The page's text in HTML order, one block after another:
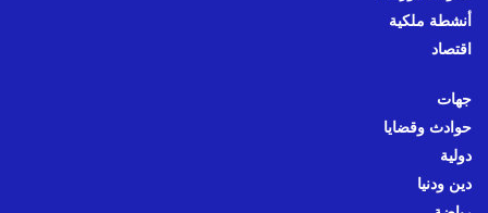
أنشطة ملكية
اقتصاد
جهات
حوادث وقضايا
دولية
دين ودنيا